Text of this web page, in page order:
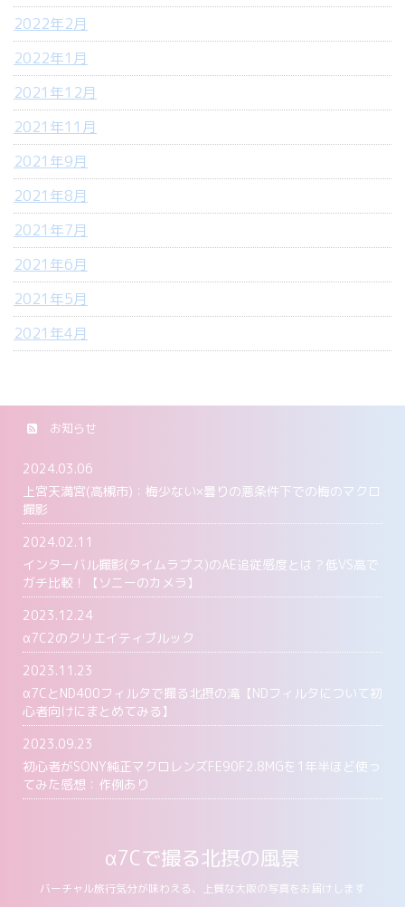
2022年2月
2022年1月
2021年12月
2021年11月
2021年9月
2021年8月
2021年7月
2021年6月
2021年5月
2021年4月
お知らせ
2024.03.06
上宮天満宮(高槻市)：梅少ない×曇りの悪条件下での梅のマクロ
撮影
2024.02.11
インターバル撮影(タイムラプス)のAE追従感度とは？低VS高で
ガチ比較！【ソニーのカメラ】
2023.12.24
α7C2のクリエイティブルック
2023.11.23
α7CとND400フィルタで撮る北摂の滝【NDフィルタについて初
心者向けにまとめてみる】
2023.09.23
初心者がSONY純正マクロレンズFE90F2.8MGを1年半ほど使っ
てみた感想：作例あり
α7Cで撮る北摂の風景
バーチャル旅行気分が味わえる、上質な大阪の写真をお届けします